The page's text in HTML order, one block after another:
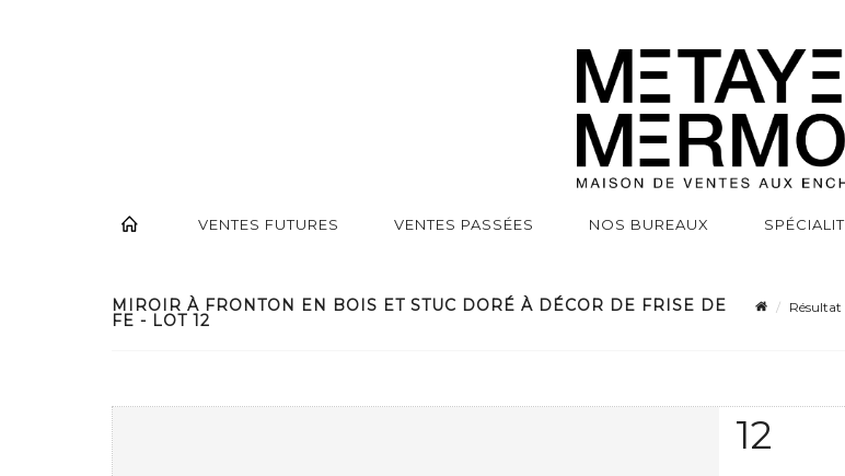
VENTES FUTURES VENTES PASSÉES NOS BUREAUX
MIROIR À FRONTON EN BOIS ET STUC DORÉ À DÉCOR DE FRISE DE
FE - LOT 12
Résultat
12